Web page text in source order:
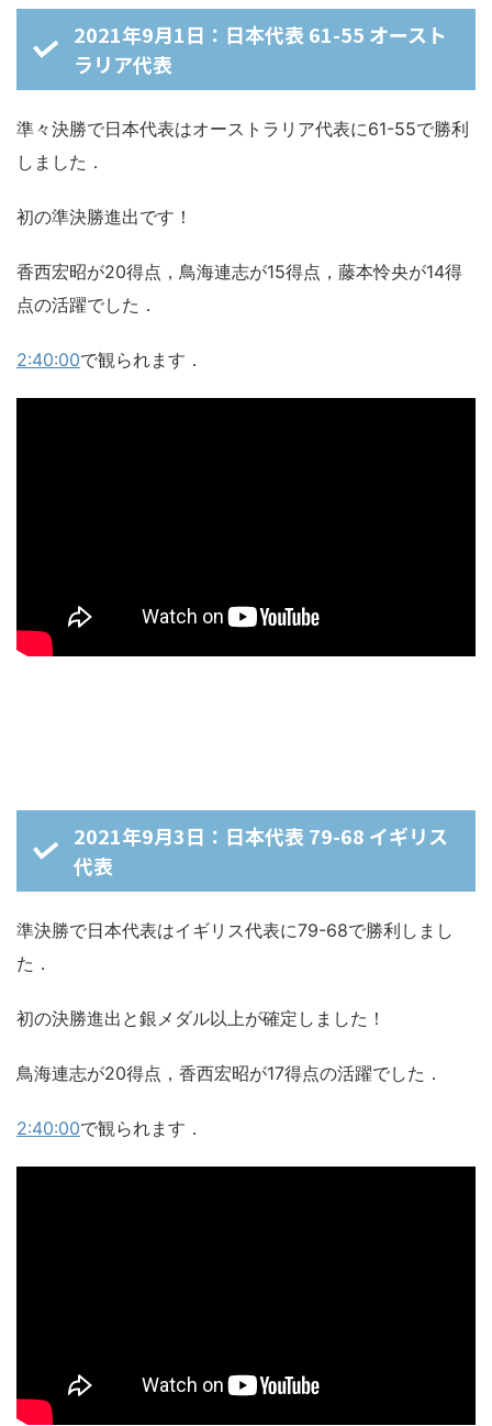
2021年9月1日：日本代表 61-55 オースト
ラリア代表
準々決勝で日本代表はオーストラリア代表に61-55で勝利
しました．
初の準決勝進出です！
香西宏昭が20得点，鳥海連志が15得点，藤本怜央が14得
点の活躍でした．
2:40:00で観られます．
2021年9月3日：日本代表 79-68 イギリス
代表
準決勝で日本代表はイギリス代表に79-68で勝利しまし
た．
初の決勝進出と銀メダル以上が確定しました！
鳥海連志が20得点，香西宏昭が17得点の活躍でした．
2:40:00で観られます．